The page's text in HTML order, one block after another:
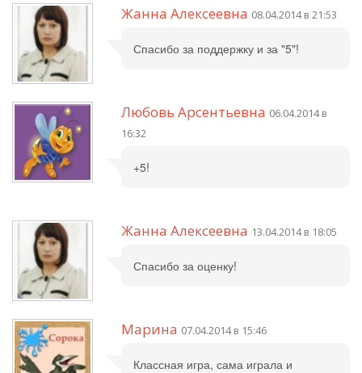
Жанна Алексеевна 08.04.2014 в 21:53
Спасибо за поддержку и за "5"!
Любовь Арсентьевна 06.04.2014 в
16:32
+5!
Жанна Алексеевна 13.04.2014 в 18:05
Спасибо за оценку!
Марина 07.04.2014 в 15:46
Классная игра, сама играла и